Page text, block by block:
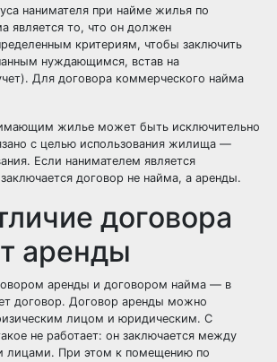
нанимателя при найме жилья по
является то, что он должен
критериям, чтобы заключить
нуждающимся, встав на
Для договора коммерческого найма
жилье может быть исключительно
с целью использования жилища —
Если нанимателем является
договор не найма, а аренды.
договора
аренды
аренды и договором найма — в
договор. Договор аренды можно
лицом и юридическим. С
не работает: он заключается между
лицами. При этом к помещению по